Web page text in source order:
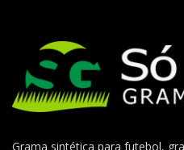
Grama sintética para futebol,